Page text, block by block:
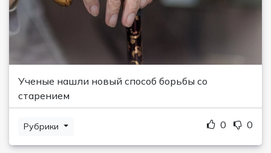
Ученые нашли новый способ борьбы со
старением
Рубрики 0 0